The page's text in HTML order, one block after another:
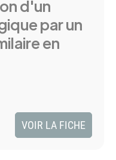
d'un
par un
en
VOIR LA FICHE